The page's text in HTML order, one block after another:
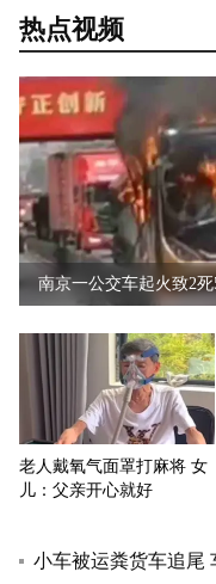
热点视频
南京一公交车起火致2
老人戴氧气面罩打麻将 女
儿：父亲开心就好
小车被运粪货车追尾